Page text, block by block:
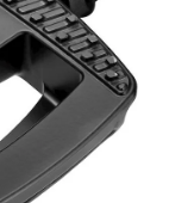
a platba